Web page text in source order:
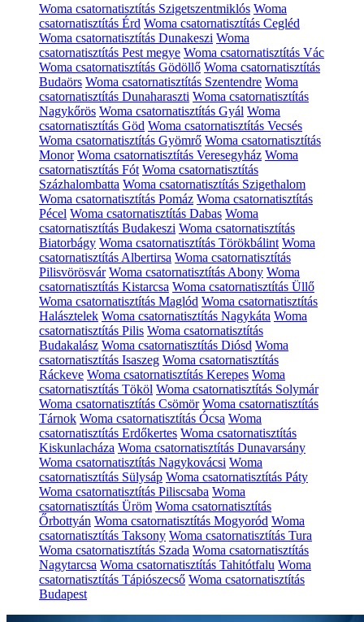
Woma csatornatisztítás Szigetszentmiklós Woma
csatornatisztítás Érd Woma csatornatisztítás Cegléd
Woma csatornatisztítás Dunakeszi Woma
csatornatisztítás Pest megye Woma csatornatisztítás Vác
Woma csatornatisztítás Gödöllő Woma csatornatisztítás
Budaörs Woma csatornatisztítás Szentendre Woma
csatornatisztítás Dunaharaszti Woma csatornatisztítás
Nagykőrös Woma csatornatisztítás Gyál Woma
csatornatisztítás Göd Woma csatornatisztítás Vecsés
Woma csatornatisztítás Gyömrő Woma csatornatisztítás
Monor Woma csatornatisztítás Veresegyház Woma
csatornatisztítás Fót Woma csatornatisztítás
Százhalombatta Woma csatornatisztítás Szigethalom
Woma csatornatisztítás Pomáz Woma csatornatisztítás
Pécel Woma csatornatisztítás Dabas Woma
csatornatisztítás Budakeszi Woma csatornatisztítás
Biatorbágy Woma csatornatisztítás Törökbálint Woma
csatornatisztítás Albertirsa Woma csatornatisztítás
Pilisvörösvár Woma csatornatisztítás Abony Woma
csatornatisztítás Kistarcsa Woma csatornatisztítás Üllő
Woma csatornatisztítás Maglód Woma csatornatisztítás
Halásztelek Woma csatornatisztítás Nagykáta Woma
csatornatisztítás Pilis Woma csatornatisztítás
Budakalász Woma csatornatisztítás Diósd Woma
csatornatisztítás Isaszeg Woma csatornatisztítás
Ráckeve Woma csatornatisztítás Kerepes Woma
csatornatisztítás Tököl Woma csatornatisztítás Solymár
Woma csatornatisztítás Csömör Woma csatornatisztítás
Tárnok Woma csatornatisztítás Ócsa Woma
csatornatisztítás Erdőkertes Woma csatornatisztítás
Kiskunlacháza Woma csatornatisztítás Dunavarsány
Woma csatornatisztítás Nagykovácsi Woma
csatornatisztítás Sülysáp Woma csatornatisztítás Páty
Woma csatornatisztítás Piliscsaba Woma
csatornatisztítás Üröm Woma csatornatisztítás
Őrbottyán Woma csatornatisztítás Mogyoród Woma
csatornatisztítás Taksony Woma csatornatisztítás Tura
Woma csatornatisztítás Szada Woma csatornatisztítás
Nagytarcsa Woma csatornatisztítás Tahitótfalu Woma
csatornatisztítás Tápiószecső Woma csatornatisztítás
Budapest